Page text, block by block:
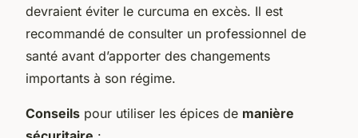
devraient éviter le curcuma en excès. Il est
recommandé de consulter un professionnel de
santé avant d’apporter des changements
importants à son régime.
Conseils pour utiliser les épices de manière